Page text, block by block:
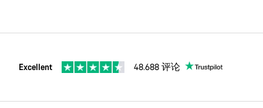
Excellent 48.688 评论